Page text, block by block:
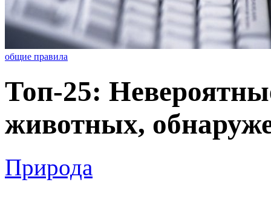
общие правила
Топ-25:
животных,
Природа